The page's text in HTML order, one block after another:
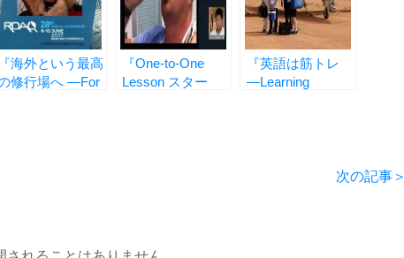
『海外という最高
修行場へ ―For
『One-to-One
Lesson スター
『英語は筋トレ
―Learning
次の記事＞